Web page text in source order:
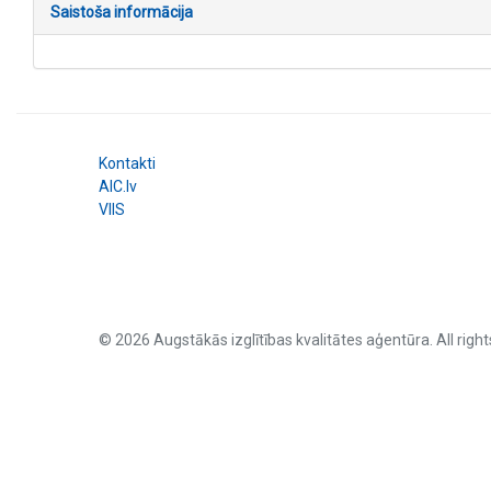
Saistoša informācija
Kontakti
AIC.lv
VIIS
© 2026 Augstākās izglītības kvalitātes aģentūra. All